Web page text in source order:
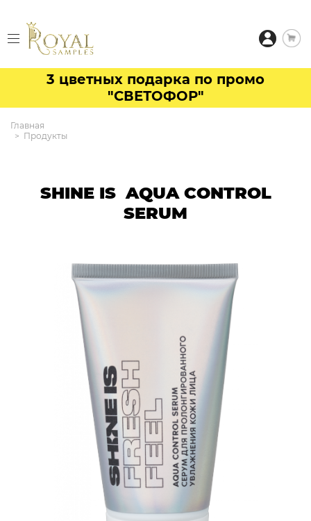
3 цветных подарка по промо
"СВЕТОФОР"
Главная
Продукты
SHINE IS AQUA CONTROL
SERUM